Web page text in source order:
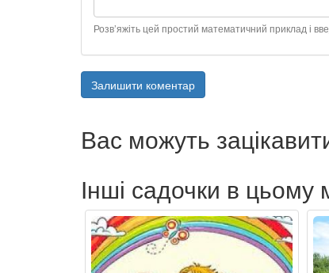
Розв’яжіть цей простий математичний приклад і
Залишити коментар
Вас можуть
Інші садочки в цьому